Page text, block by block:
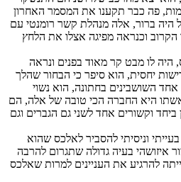
פה כבר תקענו את המסמר האחרון
היה ברור, אלה מנהלת קשר רומנטי עם
וכנראה מפיגה אצלו את הלחץ
לו מבט קר מאוד בפנים ונראה
יחסית, הוא סיפר כי הבחור שהלך
השושבינים בחתונה, הוא נשוי
היא החברה הכי טובה של אלה, הם
ביחד וקשורים אחד לשני גם הגברים וגם
וניסיתי להסביר לאלכס שהוא
איזושהי בעיה גדולה שתגרום להרבה
להרגיע את העניינים למרות שאלכס